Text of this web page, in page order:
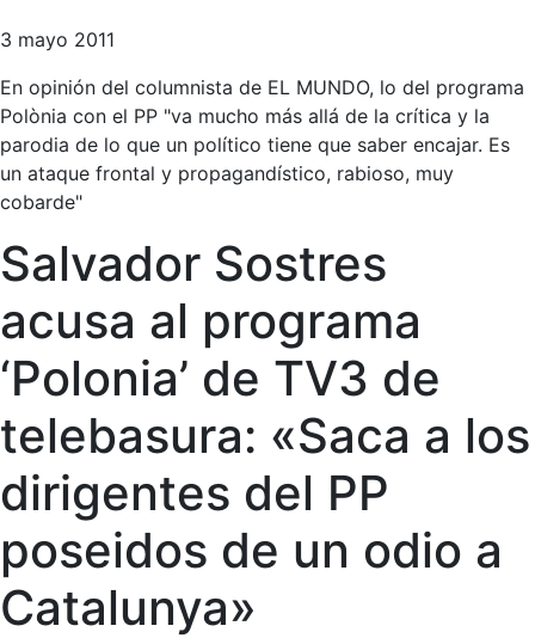
3 mayo 2011
En opinión del columnista de EL MUNDO, lo del programa
Polònia con el PP "va mucho más allá de la crítica y la
parodia de lo que un político tiene que saber encajar. Es
un ataque frontal y propagandístico, rabioso, muy
cobarde"
Salvador Sostres
acusa al programa
‘Polonia’ de TV3 de
telebasura: «Saca a los
dirigentes del PP
poseidos de un odio a
Catalunya»